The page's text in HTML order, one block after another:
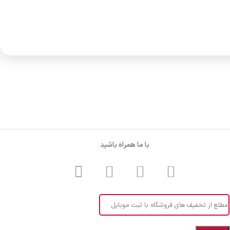
با ما همراه باشید
مطلع از تخفیف های فروشگاه با ثبت موبایل